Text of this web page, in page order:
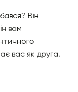
Він
вам
вас як друга.